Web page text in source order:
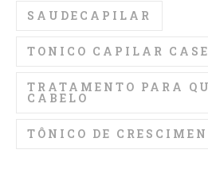
SAUDECAPILAR
TONICO CAPILAR
TRATAMENTO PARA
CABELO
TÔNICO DE